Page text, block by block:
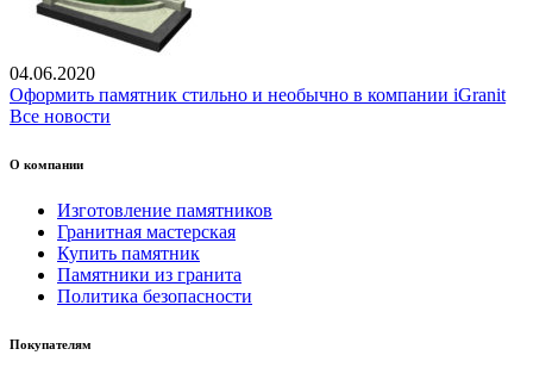
04.06.2020
Оформить памятник стильно и необычно в компании iGranit
Все новости
О компании
Изготовление памятников
Гранитная мастерская
Купить памятник
Памятники из гранита
Политика безопасности
Покупателям